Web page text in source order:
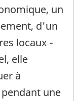
un
d'un
locaux -
elle
à
une